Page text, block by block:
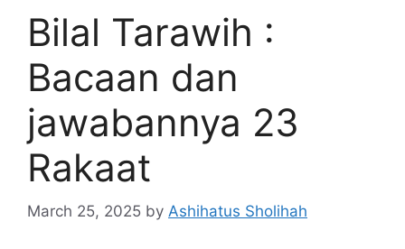
Bilal Tarawih :
Bacaan dan
jawabannya 23
Rakaat
March 25, 2025 by Ashihatus Sholihah